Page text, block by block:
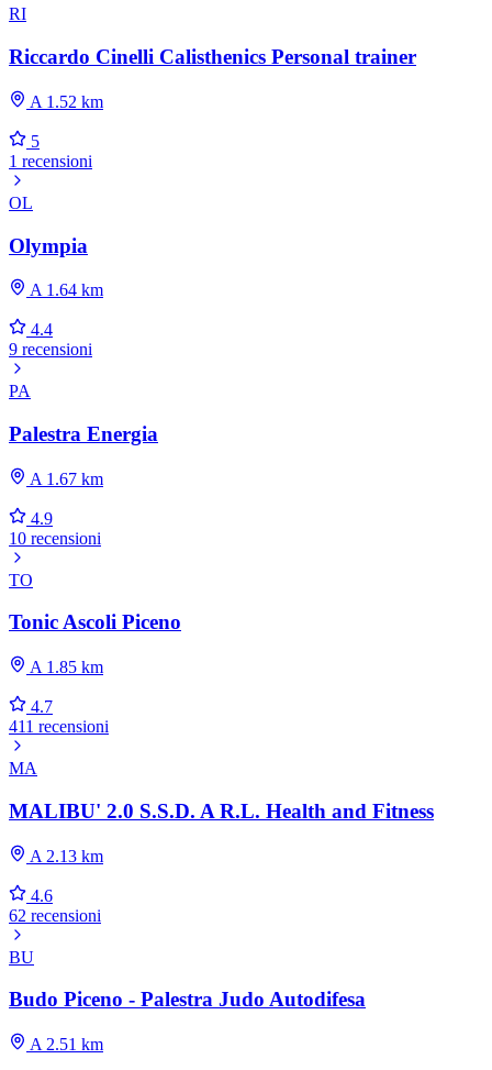
RI
Riccardo Cinelli Calisthenics Personal trainer
A 1.52 km
5
1 recensioni
OL
Olympia
A 1.64 km
4.4
9 recensioni
PA
Palestra Energia
A 1.67 km
4.9
10 recensioni
TO
Tonic Ascoli Piceno
A 1.85 km
4.7
411 recensioni
MA
MALIBU' 2.0 S.S.D. A R.L. Health and Fitness
A 2.13 km
4.6
62 recensioni
BU
Budo Piceno - Palestra Judo Autodifesa
A 2.51 km